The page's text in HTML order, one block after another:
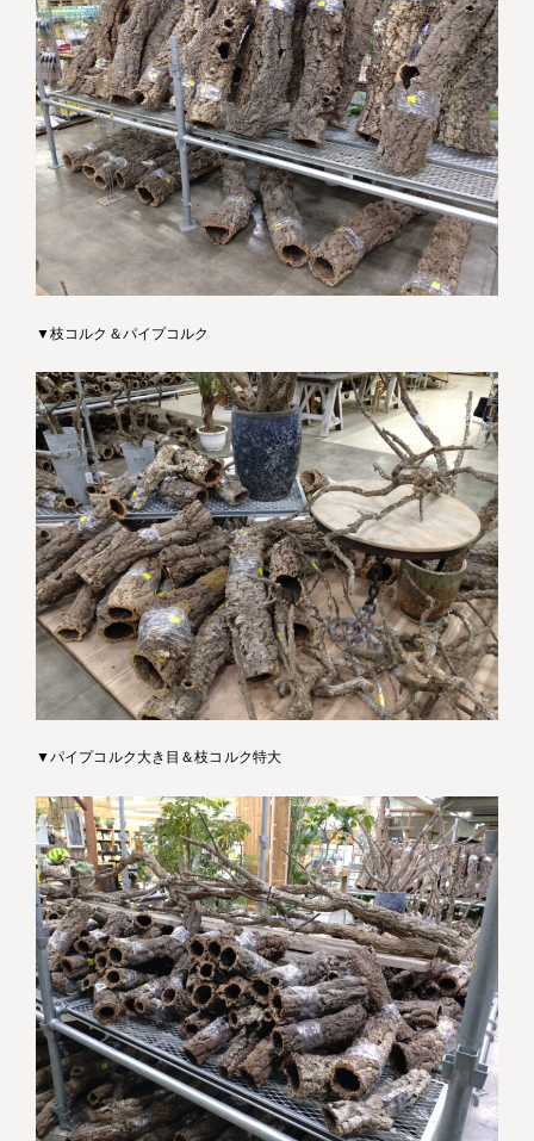
▼枝コルク＆パイプコルク
▼パイプコルク大き目＆枝コルク特大